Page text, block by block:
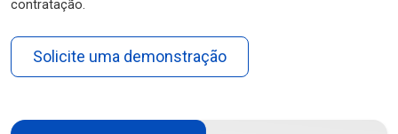
contratação.
Solicite uma demonstração